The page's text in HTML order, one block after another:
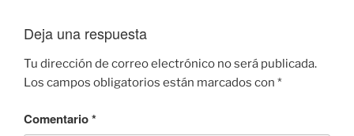
Deja una respuesta
Tu dirección de correo electrónico no será publicada.
Los campos obligatorios están marcados con *
Comentario*